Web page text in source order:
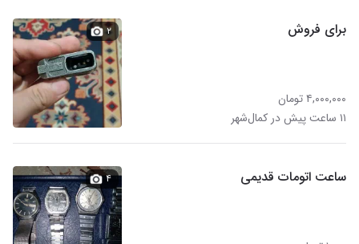
برای فروش
۴,۰۰۰,۰۰۰ تومان
۱۱ ساعت پیش در کمال‌شهر
۲
ساعت اتومات قدیمی ۴